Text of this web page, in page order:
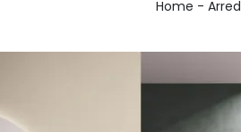
Home -